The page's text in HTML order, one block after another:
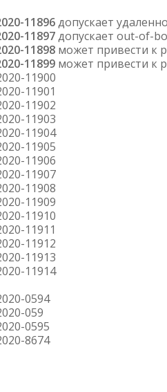
11896допускает
11897допускает out-of-
11898 может привести к
11899 может привести к
11900
11901
11902
11903
11904
11905
11906
11907
11908
11909
11910
11911
11912
11913
11914
0594
059
0595
8674